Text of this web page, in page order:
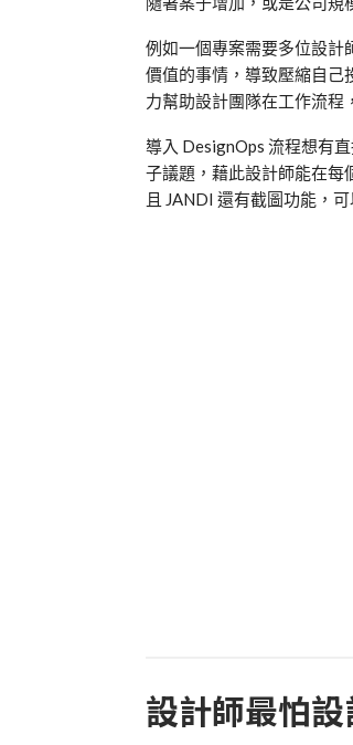
例如一個專案需要多位設計
價值的事情，導致壓縮自己
力幫助設計團隊在工作流程
導入 DesignOps 流程想有
子議題，藉此設計師能在每
且 JANDI 還有截圖功能，
設計師最怕